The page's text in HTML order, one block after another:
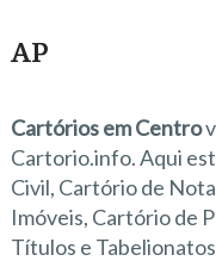
AP
Cartórios em Centro
Cartorio.info. Aqui
Civil, Cartório de
Imóveis, Cartório de
Títulos e